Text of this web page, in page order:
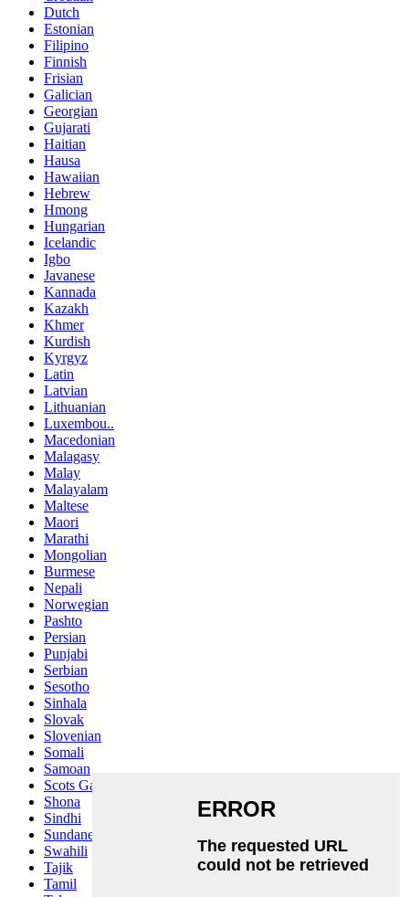
Dutch
Estonian
Filipino
Finnish
Frisian
Galician
Georgian
Gujarati
Haitian
Hausa
Hawaiian
Hebrew
Hmong
Hungarian
Icelandic
Igbo
Javanese
Kannada
Kazakh
Khmer
Kurdish
Kyrgyz
Latin
Latvian
Lithuanian
Luxembou..
Macedonian
Malagasy
Malay
Malayalam
Maltese
Maori
Marathi
Mongolian
Burmese
Nepali
Norwegian
Pashto
Persian
Punjabi
Serbian
Sesotho
Sinhala
Slovak
Slovenian
Somali
Samoan
Scots Gaelic
Shona
Sindhi
Sundanese
Swahili
Tajik
Tamil